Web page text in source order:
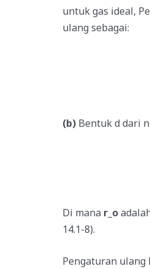
untuk gas ideal,
ulang sebagai:
(b) Bentuk d dari
Di mana r_o
14.1-8).
Pengaturan ulang